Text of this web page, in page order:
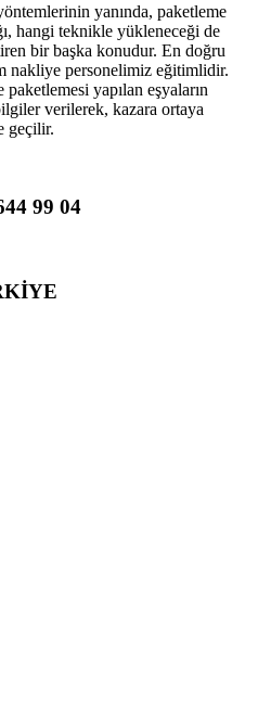
yanında, paketleme
hangi teknikle yükleneceği de
bir başka konudur. En doğru
nakliye personelimiz eğitimlidir.
yapılan eşyaların
verilerek, kazara ortaya
geçilir.
99 04